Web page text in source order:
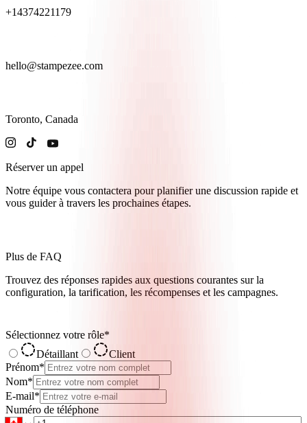
+14374221179
hello@stampezee.com
Toronto, Canada
Réserver un appel
Notre équipe vous contactera pour planifier une discussion rapide et
vous guider à travers les prochaines étapes.
Plus de FAQ
Trouvez des réponses rapides aux questions courantes sur la
configuration, la tarification, les récompenses et les campagnes.
Sélectionnez votre rôle*
Détaillant
Client
Prénom*
Nom*
E-mail*
Numéro de téléphone